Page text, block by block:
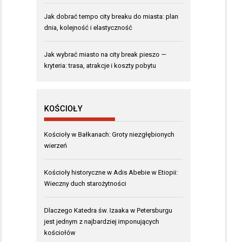
Jak dobrać tempo city breaku do miasta: plan
dnia, kolejność i elastyczność
Jak wybrać miasto na city break pieszo —
kryteria: trasa, atrakcje i koszty pobytu
KOŚCIOŁY
Kościoły w Bałkanach: Groty niezgłębionych
wierzeń
Kościoły historyczne w Adis Abebie w Etiopii:
Wieczny duch starożytności
Dlaczego Katedra św. Izaaka w Petersburgu
jest jednym z najbardziej imponujących
kościołów